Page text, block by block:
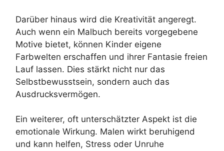
Darüber hinaus wird die Kreativität angeregt.
Auch wenn ein Malbuch bereits vorgegebene
Motive bietet, können Kinder eigene
Farbwelten erschaffen und ihrer Fantasie freien
Lauf lassen. Dies stärkt nicht nur das
Selbstbewusstsein, sondern auch das
Ausdrucksvermögen.
Ein weiterer, oft unterschätzter Aspekt ist die
emotionale Wirkung. Malen wirkt beruhigend
und kann helfen, Stress oder Unruhe